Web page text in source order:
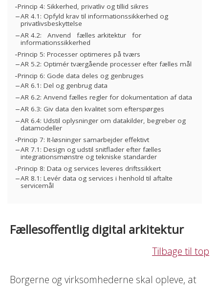
Fællesoffentlig digital arkitektur
Tilbage til top
Borgerne og virksomhederne skal opleve, at
Princip 4: Sikkerhed, privatliv og tillid sikres
AR 4.1: Opfyld krav til informationssikkerhed og
privatlivsbeskyttelse
AR 4.2: Anvend fælles arkitektur for
informationssikkerhed
Princip 5: Processer optimeres på tværs
AR 5.2: Optimér tværgående processer efter fælles mål
Princip 6: Gode data deles og genbruges
AR 6.1: Del og genbrug data
AR 6.2: Anvend fælles regler for dokumentation af data
AR 6.3: Giv data den kvalitet som efterspørges
AR 6.4: Udstil oplysninger om datakilder, begreber og
datamodeller
Princip 7: It-løsninger samarbejder effektivt
AR 7.1: Design og udstil snitflader efter fælles
integrationsmønstre og tekniske standarder
Princip 8: Data og services leveres driftssikkert
AR 8.1: Levér data og services i henhold til aftalte
servicemål